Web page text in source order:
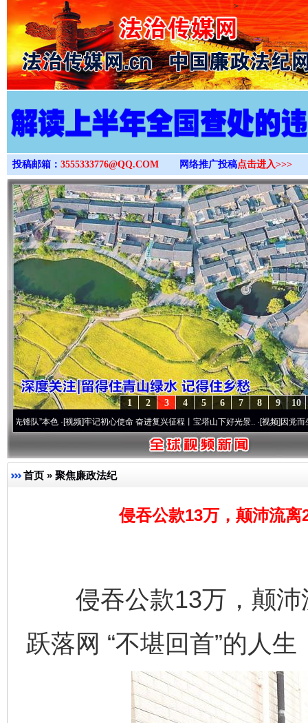
>
投稿邮箱： 3555333776@QQ.COM 网络推广投稿点击进入>>>
10
9
8
7
6
5
4
3
2
1
本色·[视频]牢记初心使命 奋进复兴征程丨宝塔山下好光景..·[视频]因党而生 为党而
首页 » 聚焦廉政法纪
侵吞公款13万，颠沛流
侵吞公款13万，颠沛
跃落网 “不堪回首”的人生